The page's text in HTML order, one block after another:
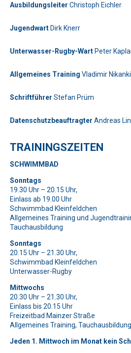
Bitte beweise, dass du kein
Bitte beweise, dass du kein
Bitte beweise, dass du kein
Symbol
Bitte lasse dieses Feld leer.
Bitte beweise, dass du kein
Ausbildungsleiter Christoph Eichler
Bitte beweise, dass du kein
JugendwartDirk Knerr
Bitte lasse dieses Feld leer.
Bitte beweise, dass du kein
Symbol
Unterwasser-Rugby-WartPeter
Bitte lasse dieses Feld leer.
Allgemeines Training Vladimir
Bitte lasse dieses Feld leer.
Bitte beweise, dass du kein
Schriftführer Stefan Prüm
Bitte lasse dieses Feld leer.
Datenschutzbeauftragter Andreas
Bitte lasse dieses Feld leer.
Bitte beweise, dass du kein
SymbolAuto.
TRAININGSZEITEN
SCHWIMMBAD
Sonntags
19.30 Uhr – 20.15 Uhr,
Einlass ab 19.00 Uhr
Schwimmbad Kleinfeldchen
Allgemeines Training und
Tauchausbildung
Sonntags
20.15 Uhr – 21.30 Uhr,
Schwimmbad Kleinfeldchen
Unterwasser-Rugby
Mittwochs
20.30 Uhr – 21.30 Uhr,
Einlass bis 20.15 Uhr
Freizeitbad Mainzer Straße
Allgemeines Training, Tauchausbildung
Jeden 1. Mittwoch im Monat kein